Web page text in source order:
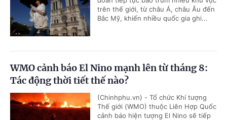
trên thế giới, từ châu Á, châu Âu đến
Bắc Mỹ, khiến nhiều quốc gia ghi...
WMO cảnh báo El Nino mạnh lên từ tháng 8:
Tác động thời tiết thế nào?
(Chinhphu.vn) - Tổ chức Khí tượng
Thế giới (WMO) thuộc Liên Hợp Quốc
cảnh báo hiện tượng El Nino sẽ tiếp